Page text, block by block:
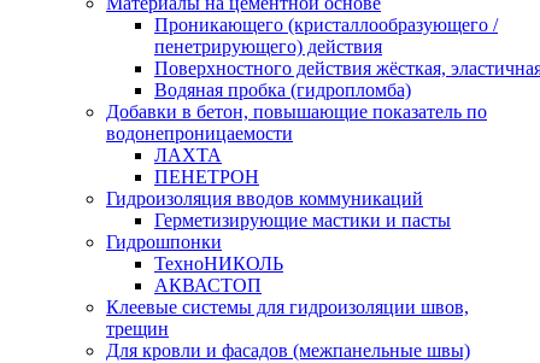
Проникающего (кристаллообразующего /
пенетрирующего) действия
Поверхностного действия жёсткая,
Водяная пробка (гидропломба)
Добавки в бетон, повышающие показатель по
водонепроницаемости
ЛАХТА
ПЕНЕТРОН
Гидроизоляция вводов коммуникаций
Герметизирующие мастики и пасты
Гидрошпонки
ТехноНИКОЛЬ
АКВАСТОП
Клеевые системы для гидроизоляции швов,
трещин
Для кровли и фасадов (межпанельные швы)